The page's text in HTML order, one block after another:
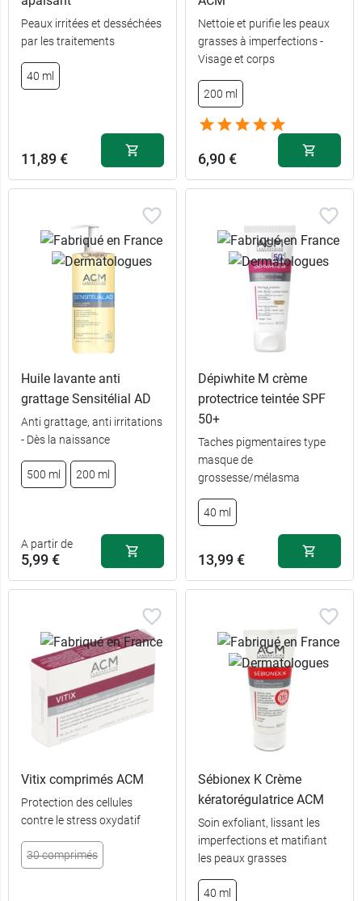
500 ml 17,99 €
200 ml
Peaux irritées et desséchées
par les traitements
40 ml
11,89 €
Nettoie et purifie les peaux
grasses à imperfections -
Visage et corps
200 ml
6,90 €
Huile lavante anti
grattage Sensitélial AD
Anti grattage, anti irritations
- Dès la naissance
500 ml 200 ml
A partir de
5,99 €
500 ml 8,49 €
Dépiwhite M crème
protectrice teintée SPF
50+
Taches pigmentaires type
masque de
grossesse/mélasma
40 ml
13,99 €
Vitix comprimés ACM
Protection des cellules
contre le stress oxydatif
30 comprimés
Sébionex K Crème
kératorégulatrice ACM
Soin exfoliant, lissant les
imperfections et matifiant
les peaux grasses
40 ml